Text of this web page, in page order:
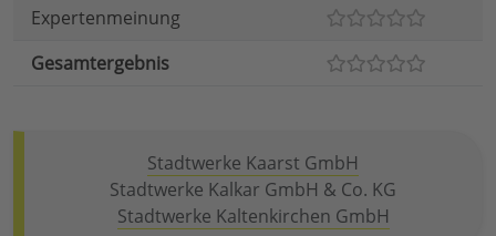
Expertenmeinung
Gesamtergebnis
Stadtwerke Kaarst GmbH
Stadtwerke Kalkar GmbH & Co. KG
Stadtwerke Kaltenkirchen GmbH